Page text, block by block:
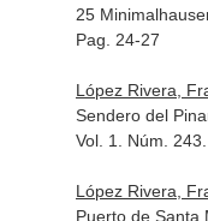
25
Pag. 24-27
López Rivera,
Sendero del
Vol. 1. Núm.
López Rivera,
Puerto de Santa